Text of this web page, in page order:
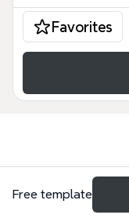
Favorites
Use cases
Study
Free template